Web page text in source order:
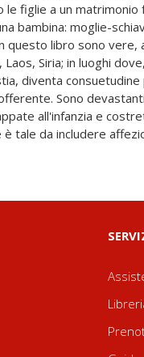
le figlie a un matrimonio
bambina: moglie-
questo libro sono vere,
Laos, Siria; in luoghi
diventa
Sono
all'infanzia e
è tale da includere
fenomeno portino ad
di tutti i soggetti
governative. Nelle
paura e della
che con il tenace
le convenzioni tribali,